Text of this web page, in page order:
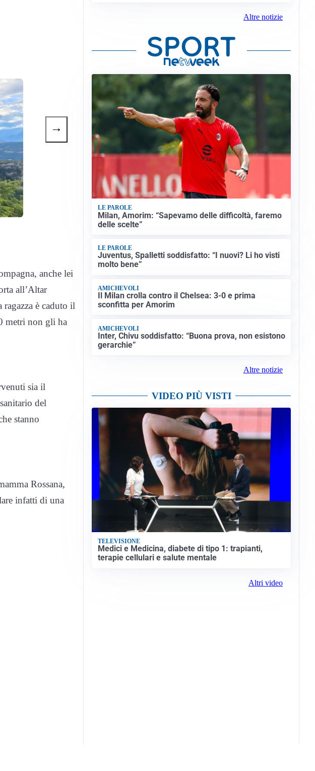
→
anche lei
all’Altar
è caduto il
metri non gli ha
sia il
del
stanno
Rossana,
infatti di una
Altre notizie
LE PAROLE
Milan, Amorim: “Sapevamo delle difficoltà, faremo
delle scelte”
LE PAROLE
Juventus, Spalletti soddisfatto: “I nuovi? Li ho visti
molto bene”
AMICHEVOLI
Il Milan crolla contro il Chelsea: 3-0 e prima
sconfitta per Amorim
AMICHEVOLI
Inter, Chivu soddisfatto: “Buona prova, non esistono
gerarchie”
Altre notizie
VIDEO PIÙ VISTI
TELEVISIONE
Medici e Medicina, diabete di tipo 1: trapianti,
terapie cellulari e salute mentale
Altri video